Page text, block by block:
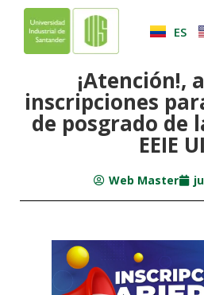
ES
¡Atención!,
inscripciones
de posgrado de
EEIE
Web Master